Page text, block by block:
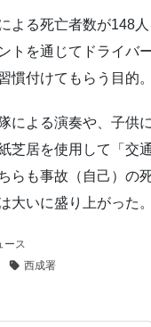
よる死亡者数が148
トを通じてドライバ
慣付けてもらう目的。
による演奏や、子供
芝居を使用して「交
らも事故（自己）の
大いに盛り上がった。
ース
西成署